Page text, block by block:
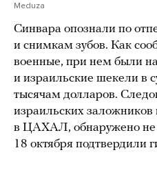
Meduza
Синвара опознали по
и снимкам зубов. Как
военные, при нем были
и израильские шекели в
тысячам долларов.
израильских заложников
в ЦАХАЛ, обнаружено
18 октября подтвердили